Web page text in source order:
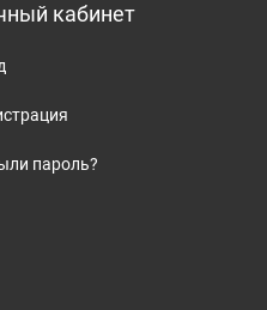
кабинет
пароль?